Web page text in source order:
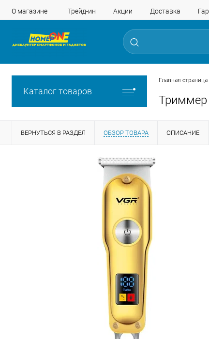
О магазине Трейд-ин Акции Доставка
Каталог товаров
Главная страница
Триммер
ВЕРНУТЬСЯ В РАЗДЕЛ ОБЗОР ТОВАРА ОПИСАНИЕ